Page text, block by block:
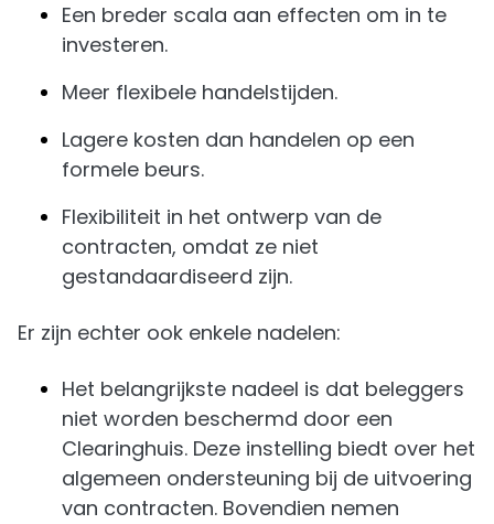
Een breder scala aan effecten om in te
investeren.
Meer flexibele handelstijden.
Lagere kosten dan handelen op een
formele beurs.
Flexibiliteit in het ontwerp van de
contracten, omdat ze niet
gestandaardiseerd zijn.
Er zijn echter ook enkele nadelen:
Het belangrijkste nadeel is dat beleggers
niet worden beschermd door een
Clearinghuis. Deze instelling biedt over het
algemeen ondersteuning bij de uitvoering
van contracten. Bovendien nemen